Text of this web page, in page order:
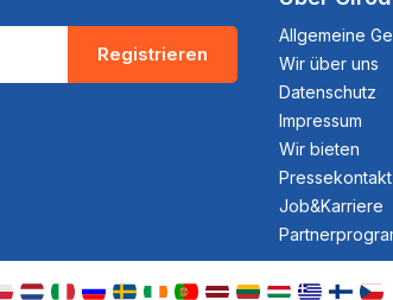
Registrieren
Allgemeine
Wir über uns
Datenschutz
Impressum
Wir bieten
Pressekontakt
Job&Karriere